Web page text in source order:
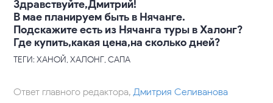
Здравствуйте,Дмитрий!
В мае планируем быть в Нячанге.
Подскажите есть из Нячанга туры в Халонг?
Где купить,какая цена,на сколько дней?
ТЕГИ: ХАНОЙ, ХАЛОНГ, САПА
Ответ главного редактора,Дмитрия Селиванова